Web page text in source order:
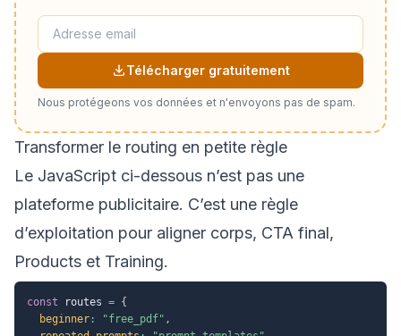
Télécharger gratuitement
Nous protégeons vos données et n'envoyons pas de spam.
Transformer le routing en petite règle
Le JavaScript ci-dessous n’est pas une
plateforme publicitaire. C’est une règle
d’exploitation pour aligner corps, CTA final,
Products et Training.
const routes = {
beginner : "free_pdf" ,